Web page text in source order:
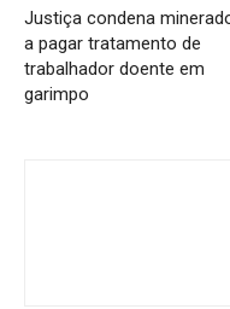
Justiça condena
a pagar tratamento de
trabalhador doente em
garimpo